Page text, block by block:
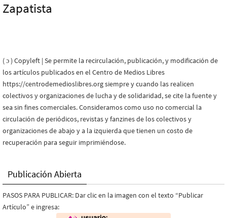
Zapatista
( ɔ ) Copyleft | Se permite la recirculación, publicación, y modificación de
los artículos publicados en el Centro de Medios Libres
https://centrodemedioslibres.org siempre y cuando las realicen
colectivos y organizaciones de lucha y de solidaridad, se cite la fuente y
sea sin fines comerciales. Consideramos como uso no comercial la
circulación de periódicos, revistas y fanzines de los colectivos y
organizaciones de abajo y a la izquierda que tienen un costo de
recuperación para seguir imprimiéndose.
Publicación Abierta
PASOS PARA PUBLICAR: Dar clic en la imagen con el texto “Publicar
Artículo” e ingresa: